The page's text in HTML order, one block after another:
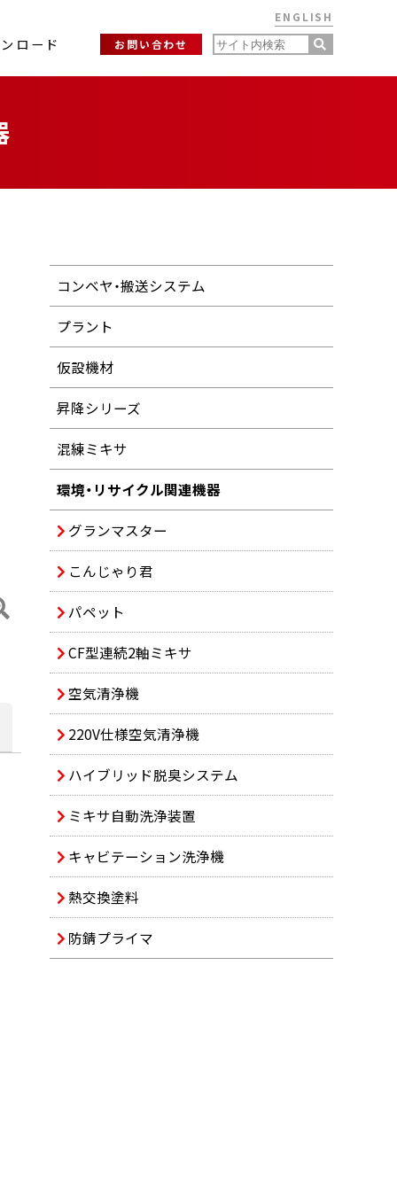
ENGLISH
お問い合わせ
ロード
コンベヤ・搬送システム
プラント
仮設機材
昇降シリーズ
混練ミキサ
環境・リサイクル関連機器
グランマスター
こんじゃり君
パペット
CF型連続2軸ミキサ
空気清浄機
220V仕様空気清浄機
ハイブリッド脱臭システム
ミキサ自動洗浄装置
キャビテーション洗浄機
熱交換塗料
防錆プライマ